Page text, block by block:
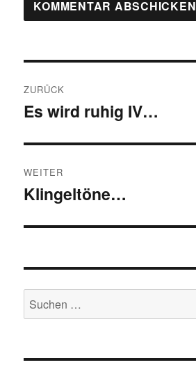
ZURÜCK
Vorheriger
Es wird ruhig IV…
WEITER
Nächster
Klingeltöne…
Suchen
nach: